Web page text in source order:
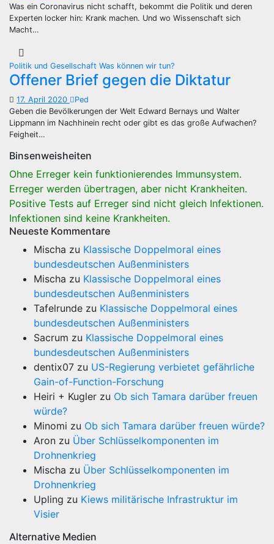
Was ein Coronavirus nicht schafft, bekommt die Politik und deren
Experten locker hin: Krank machen. Und wo Wissenschaft sich
Macht…
Politik und Gesellschaft Was können wir tun?
Offener Brief gegen die Diktatur
17. April 2020
Ped
Geben die Bevölkerungen der Welt Edward Bernays und Walter
Lippmann im Nachhinein recht oder gibt es das große Aufwachen?
Feigheit…
Binsenweisheiten
Ohne Erreger kein funktionierendes Immunsystem.
Erreger werden übertragen, aber nicht Krankheiten.
Positive Tests auf Erreger sind nicht gleich Infektionen.
Infektionen sind keine Krankheiten.
Neueste Kommentare
Mischa zu Klassische Doppelmoral eines
bundesdeutschen Außenministers
Mischa zu Klassische Doppelmoral eines
bundesdeutschen Außenministers
Tafelrunde zu Klassische Doppelmoral eines
bundesdeutschen Außenministers
Sacrum zu Klassische Doppelmoral eines
bundesdeutschen Außenministers
dentix07 zu US-Regierung verbietet gefährliche
Gain-of-Function-Forschung
Heiri + Kugler zu Ob sich Tamara darüber freuen
würde?
Minomi zu Ob sich Tamara darüber freuen würde?
Aron zu Über Schlüsselkomponenten im
Drohnenkrieg
Mischa zu Über Schlüsselkomponenten im
Drohnenkrieg
Upling zu Kiews militärische Infrastruktur im
Visier
Alternative Medien